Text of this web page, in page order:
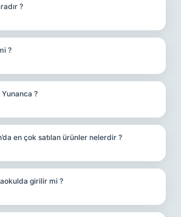
?
?
?
en çok satılan ürünler nelerdir ?
girilir mi ?